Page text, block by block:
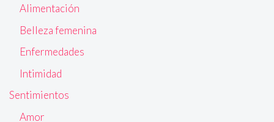
Alimentación
Belleza femenina
Enfermedades
Intimidad
Sentimientos
Amor